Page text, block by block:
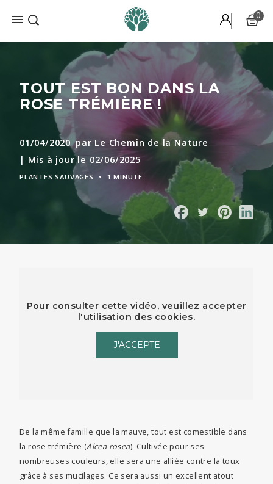
 0
TOUT EST BON DANS LA
ROSE TRÉMIÈRE !
01/04/2020 par Le Chemin de la Nature
| Mis à jour le 02/06/2025
PLANTES SAUVAGES • 1 MINUTE
Pour consulter cette vidéo, veuillez accepter
l'utilisation des cookies.
J'ACCEPTE
De la même famille que la mauve, tout est comestible dans
la rose trémière (Alcea rosea). Cultivée pour ses
nombreuses couleurs, elle sera une alliée contre la toux
grâce à ses mucilages. Ce sera aussi un excellent atout